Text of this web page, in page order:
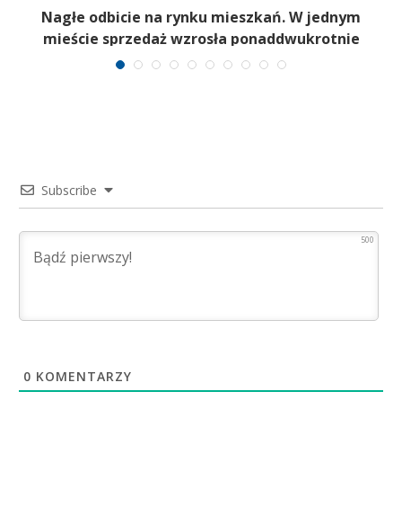
Nagłe odbicie na rynku mieszkań. W jednym
mieście sprzedaż wzrosła ponaddwukrotnie
Subscribe
500
0 KOMENTARZY